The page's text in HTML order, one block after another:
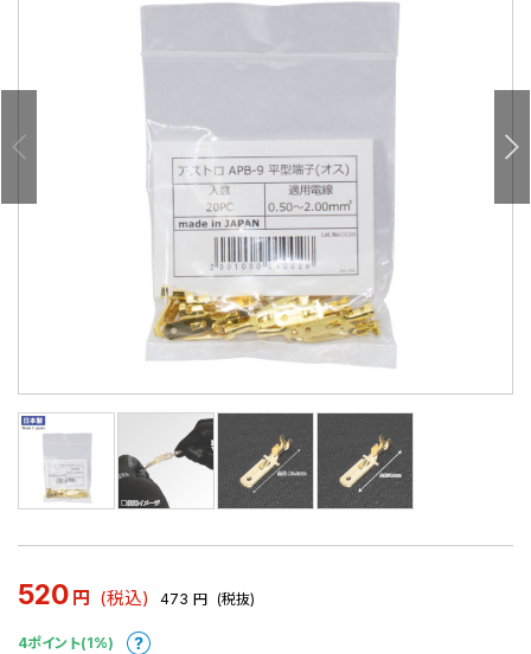
520 円 (税込) 473 円 (税抜)
4ポイント(1%)